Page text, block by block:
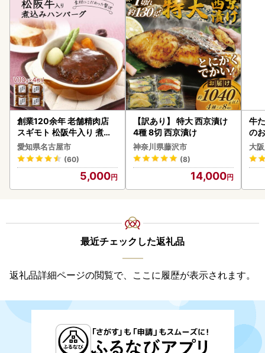
創業120余年 老舗精肉店
スギモト 松阪牛入り 煮込
み ハンバーグ 110g×4枚
惣菜 お取り寄せ グルメ ハ
ンバーグ 冷凍
愛知県名古屋市
(60)
5,000
【訳あり】 特大 西京漬け
4種 8切 西京漬け
神奈川県藤沢市
(8)
14,000
牛
の
大
最近チェックした返礼品
返礼品詳細ページの閲覧で、ここに履歴が表示されます。